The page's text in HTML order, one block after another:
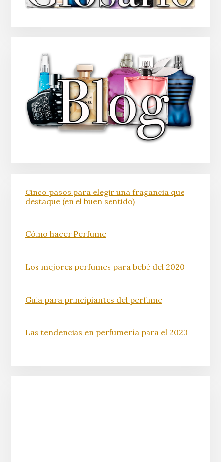
Cinco pasos para elegir una fragancia que
destaque (en el buen sentido)
Cómo hacer Perfume
Los mejores perfumes para bebé del 2020
Guía para principiantes del perfume
Las tendencias en perfumería para el 2020